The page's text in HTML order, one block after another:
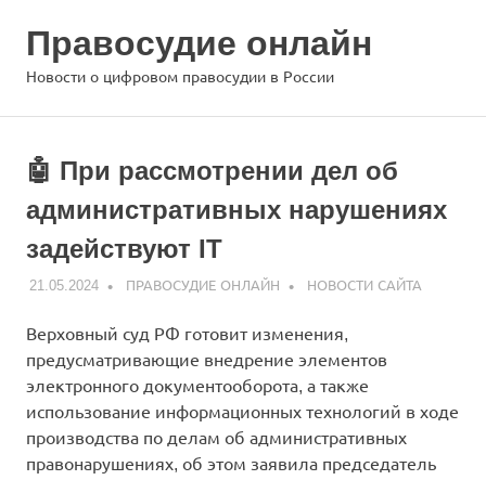
содержимому
Правосудие онлайн
Новости о цифровом правосудии в России
🤖 При рассмотрении дел об
административных нарушениях
задействуют IT
21.05.2024 ПРАВОСУДИЕ ОНЛАЙН НОВОСТИ САЙТА
Верховный суд РФ готовит изменения,
предусматривающие внедрение элементов
электронного документооборота, а также
использование информационных технологий в ходе
производства по делам об административных
правонарушениях, об этом заявила председатель